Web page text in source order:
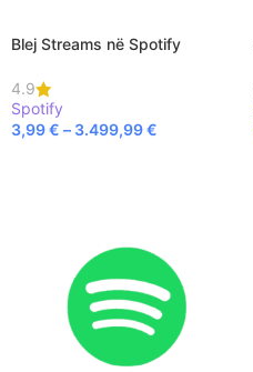
Blej Streams në Spotify
4.9
Spotify
3,99€ – 3.499,99€